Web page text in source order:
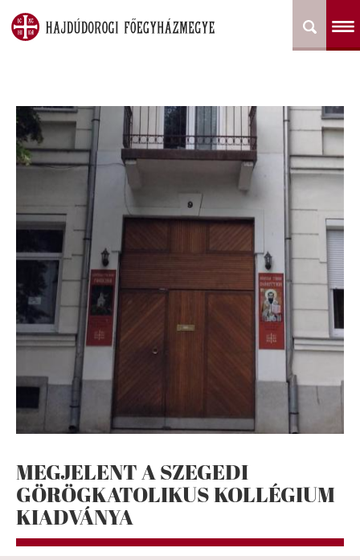
MEGJELENT A SZEGEDI
GÖRÖGKATOLIKUS KOLLÉGIUM
KIADVÁNYA